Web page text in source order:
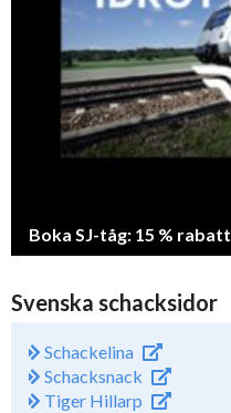
Boka SJ-tåg: 15 % rabatt
Svenska schacksidor
Schackelina
Schacksnack
Tiger Hillarp